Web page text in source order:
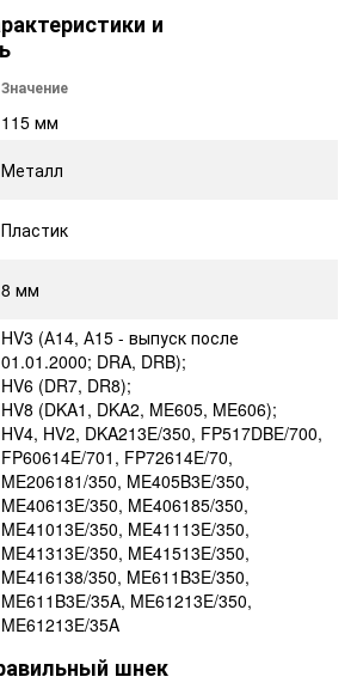
и
Значение
115 мм
Металл
Пластик
8 мм
HV3 (А14, А15 - выпуск после
01.01.2000; DRA, DRB);
HV6 (DR7, DR8);
HV8 (DKA1, DKA2, ME605, ME606);
HV4, HV2, DKA213E/350, FP517DBE/700,
FP60614E/701, FP72614E/70,
ME206181/350, ME405B3E/350,
ME40613E/350, ME406185/350,
ME41013E/350, ME41113E/350,
ME41313E/350, ME41513E/350,
ME416138/350, ME611B3E/350,
ME611B3E/35A, ME61213E/350,
ME61213E/35A
шнек